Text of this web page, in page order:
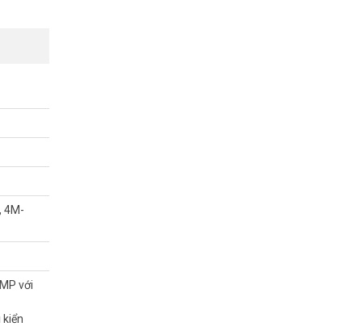
nên
sát
tại
4M-
với